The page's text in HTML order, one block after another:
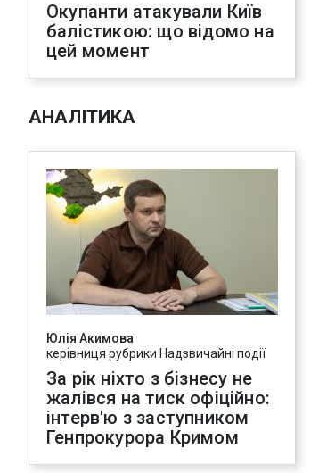
Окупанти атакували Київ
балістикою: що відомо на
цей момент
АНАЛІТИКА
Юлія Акимова
керівниця рубрики Надзвичайні події
За рік ніхто з бізнесу не
жалівся на тиск офіційно:
інтерв'ю з заступником
Генпрокурора Кримом